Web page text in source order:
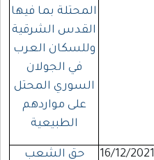
المحتلة بما فيها
القدس الشرقية
وللسكان العرب
في الجولان
السوري المحتل
على مواردهم
الطبيعية
16/12/2021
حق الشعب